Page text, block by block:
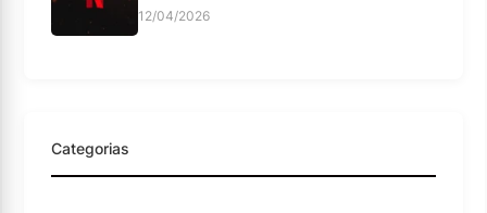
12/04/2026
Categorias